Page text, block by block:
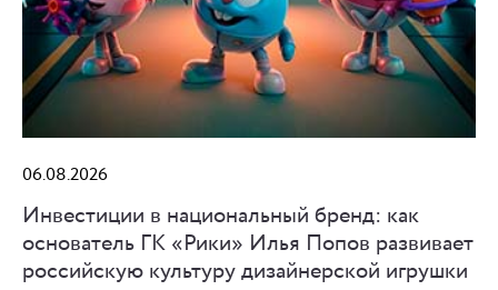
06.08.2026
Инвестиции в национальный бренд: как
основатель ГК «Рики» Илья Попов развивает
российскую культуру дизайнерской игрушки